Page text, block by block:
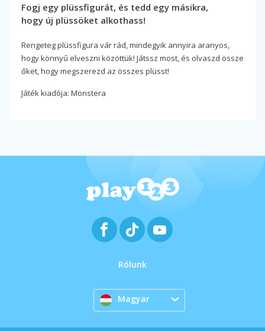
Fogj egy plüssfigurát, és tedd egy másikra,
hogy új plüssöket alkothass!
Rengeteg plüssfigura vár rád, mindegyik annyira aranyos,
hogy könnyű elveszni közöttük! Játssz most, és olvaszd össze
őket, hogy megszerezd az összes plüsst!
Játék kiadója: Monstera
Rólunk
Magyar